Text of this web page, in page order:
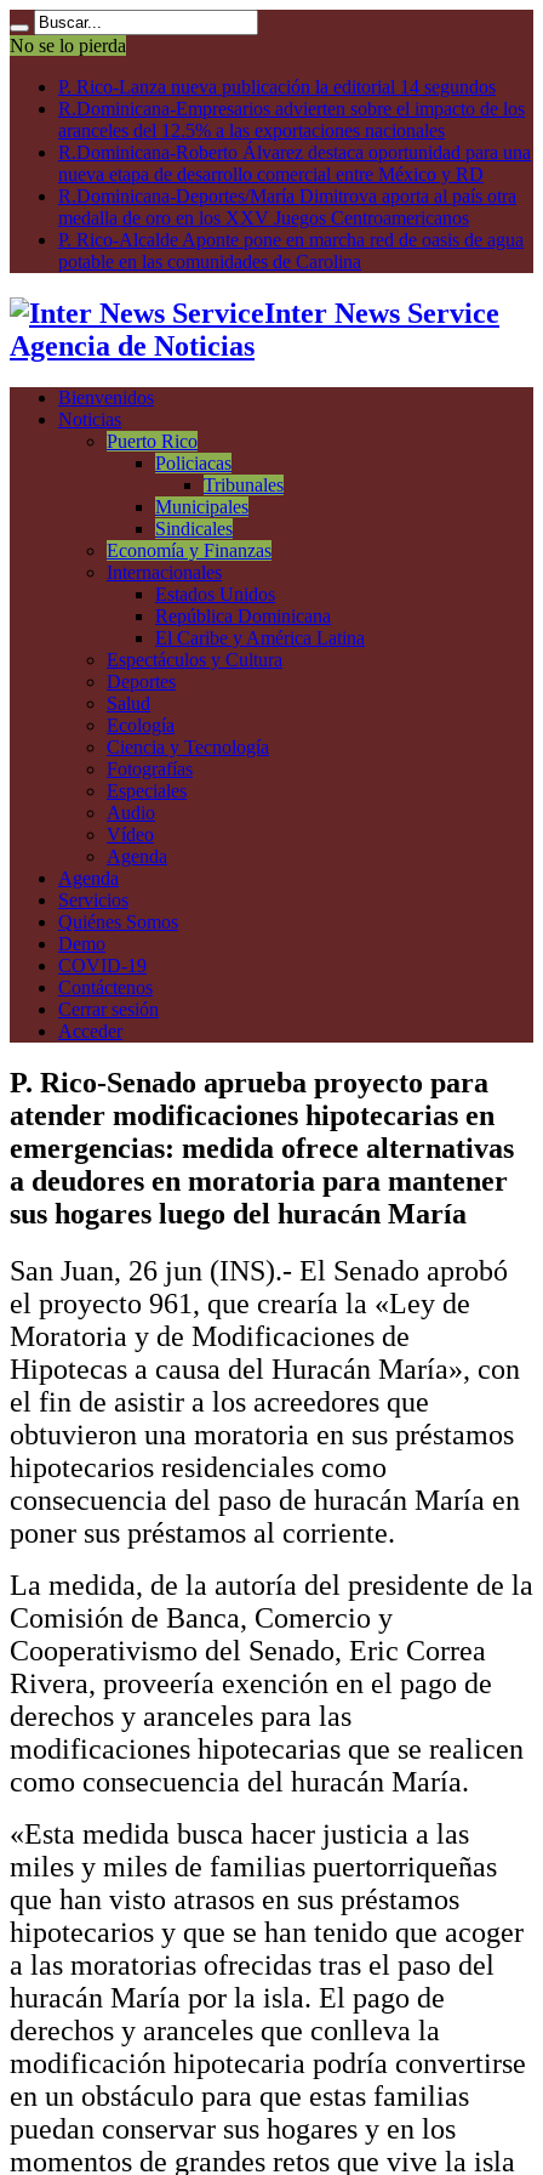
No se lo pierda
P. Rico-Lanza nueva publicación la editorial 14 segundos
R.Dominicana-Empresarios advierten sobre el impacto de los
aranceles del 12.5% a las exportaciones nacionales
R.Dominicana-Roberto Álvarez destaca oportunidad para una
nueva etapa de desarrollo comercial entre México y RD
R.Dominicana-Deportes/María Dimitrova aporta al país otra
medalla de oro en los XXV Juegos Centroamericanos
P. Rico-Alcalde Aponte pone en marcha red de oasis de agua
potable en las comunidades de Carolina
Inter News Service
Agencia de Noticias
Bienvenidos
Noticias
Puerto Rico
Policiacas
Tribunales
Municipales
Sindicales
Economía y Finanzas
Internacionales
Estados Unidos
República Dominicana
El Caribe y América Latina
Espectáculos y Cultura
Deportes
Salud
Ecología
Ciencia y Tecnología
Fotografías
Especiales
Audio
Vídeo
Agenda
Agenda
Servicios
Quiénes Somos
Demo
COVID-19
Contáctenos
Cerrar sesión
Acceder
P. Rico-Senado aprueba proyecto para
atender modificaciones hipotecarias en
emergencias: medida ofrece alternativas
a deudores en moratoria para mantener
sus hogares luego del huracán María
San Juan, 26 jun (INS).- El Senado aprobó
el proyecto 961, que crearía la «Ley de
Moratoria y de Modificaciones de
Hipotecas a causa del Huracán María», con
el fin de asistir a los acreedores que
obtuvieron una moratoria en sus préstamos
hipotecarios residenciales como
consecuencia del paso de huracán María en
poner sus préstamos al corriente.
La medida, de la autoría del presidente de la
Comisión de Banca, Comercio y
Cooperativismo del Senado, Eric Correa
Rivera, proveería exención en el pago de
derechos y aranceles para las
modificaciones hipotecarias que se realicen
como consecuencia del huracán María.
«Esta medida busca hacer justicia a las
miles y miles de familias puertorriqueñas
que han visto atrasos en sus préstamos
hipotecarios y que se han tenido que acoger
a las moratorias ofrecidas tras el paso del
huracán María por la isla. El pago de
derechos y aranceles que conlleva la
modificación hipotecaria podría convertirse
en un obstáculo para que estas familias
puedan conservar sus hogares y en los
momentos de grandes retos que vive la isla